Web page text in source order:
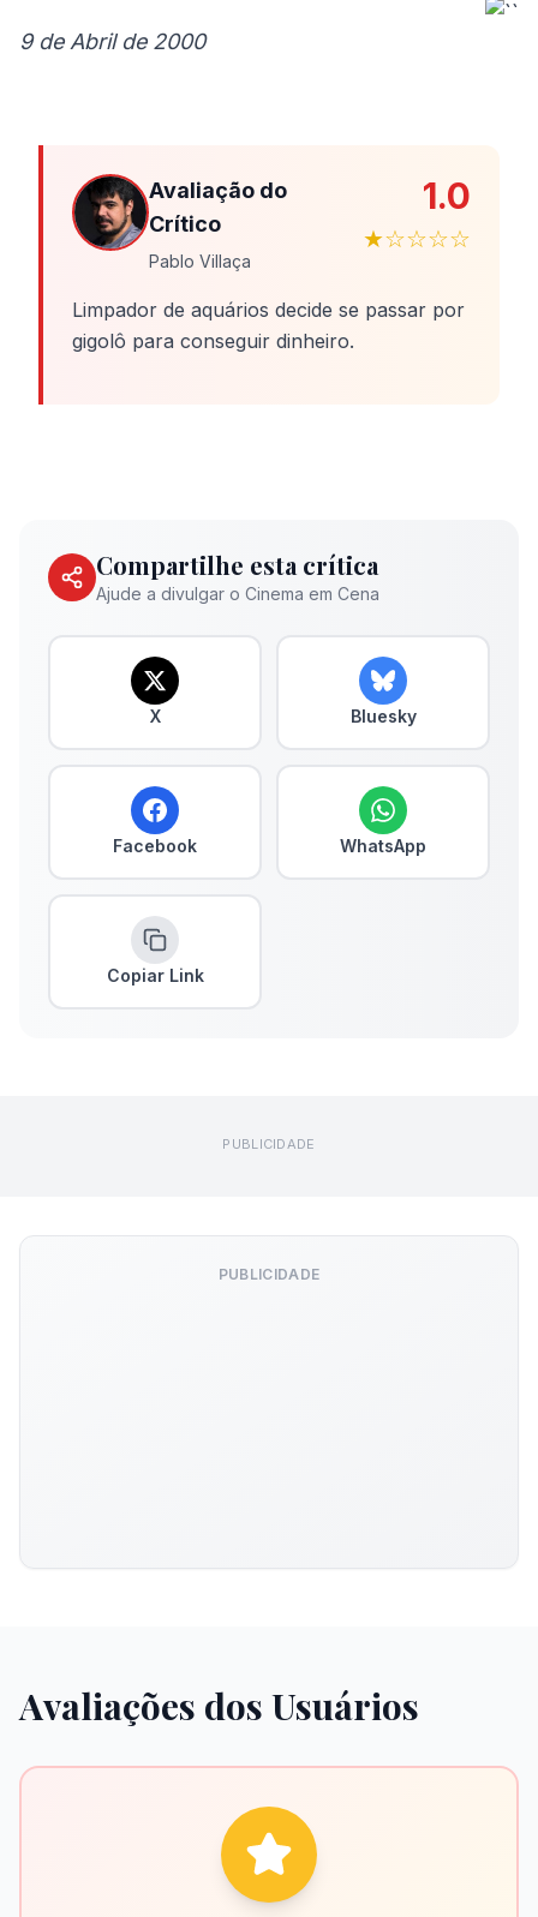
9 de Abril de 2000
Avaliação do
Crítico
Pablo Villaça
1.0
★☆☆☆☆
Limpador de aquários decide se passar por
gigolô para conseguir dinheiro.
Compartilhe esta crítica
Ajude a divulgar o Cinema em Cena
X Bluesky
Facebook WhatsApp
Copiar Link
PUBLICIDADE
PUBLICIDADE
Avaliações dos Usuários